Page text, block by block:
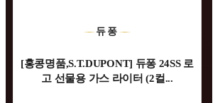
듀퐁
[홍콩명품,S.T.DUPONT] 듀퐁 24SS 로
고 선물용 가스 라이터 (2컬...